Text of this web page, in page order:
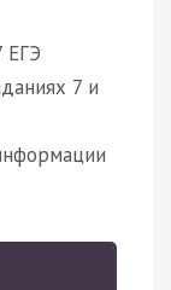
ЕГЭ
7 и